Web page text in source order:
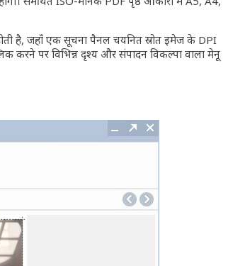
है, जहाँ एक सूचना पैनल चयनित स्रोत इमेज के DPI
करने पर विभिन्न दृश्य और संपादन विकल्पों वाला मेनू